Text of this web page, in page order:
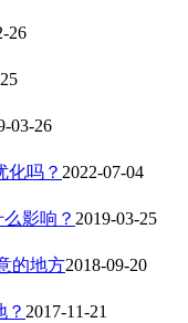
26
03-26
化吗？ 2022-07-04
影响？ 2019-03-25
的地方2018-09-20
？ 2017-11-21